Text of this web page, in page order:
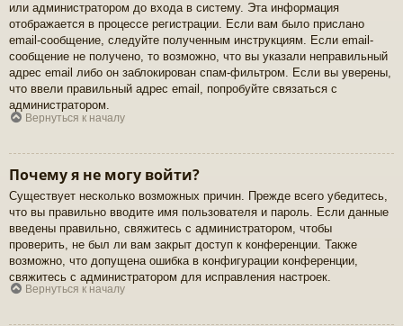
или администратором до входа в систему. Эта информация
отображается в процессе регистрации. Если вам было прислано
email-сообщение, следуйте полученным инструкциям. Если email-
сообщение не получено, то возможно, что вы указали неправильный
адрес email либо он заблокирован спам-фильтром. Если вы уверены,
что ввели правильный адрес email, попробуйте связаться с
администратором.
Вернуться к началу
Почему я не могу войти?
Существует несколько возможных причин. Прежде всего убедитесь,
что вы правильно вводите имя пользователя и пароль. Если данные
введены правильно, свяжитесь с администратором, чтобы
проверить, не был ли вам закрыт доступ к конференции. Также
возможно, что допущена ошибка в конфигурации конференции,
свяжитесь с администратором для исправления настроек.
Вернуться к началу